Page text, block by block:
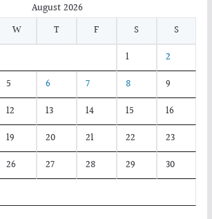
August 2026
W T F S
S
1
2
5 6 7 8
9
12 13 14 15
16
19 20 21 22
23
26 27 28 29
30